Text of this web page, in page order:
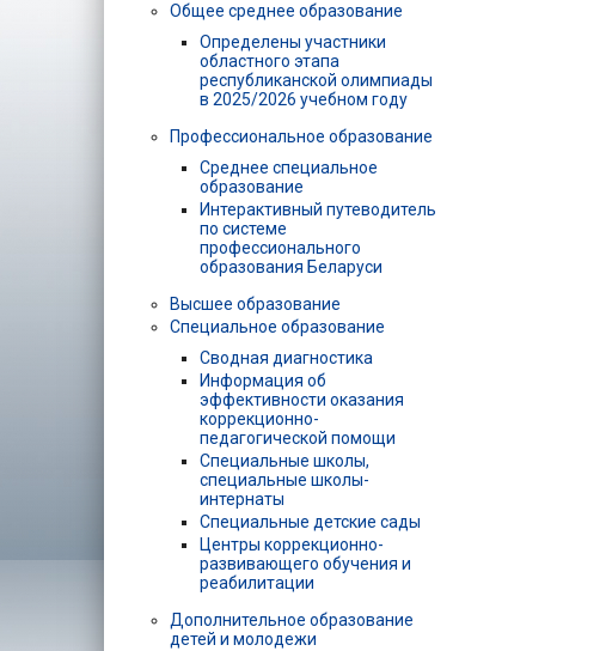
Общее среднее образование
Определены участники
областного этапа
республиканской олимпиады
в 2025/2026 учебном году
Профессиональное образование
Среднее специальное
образование
Интерактивный путеводитель
по системе
профессионального
образования Беларуси
Высшее образование
Специальное образование
Сводная диагностика
Информация об
эффективности оказания
коррекционно-
педагогической помощи
Специальные школы,
специальные школы-
интернаты
Специальные детские сады
Центры коррекционно-
развивающего обучения и
реабилитации
Дополнительное образование
детей и молодежи